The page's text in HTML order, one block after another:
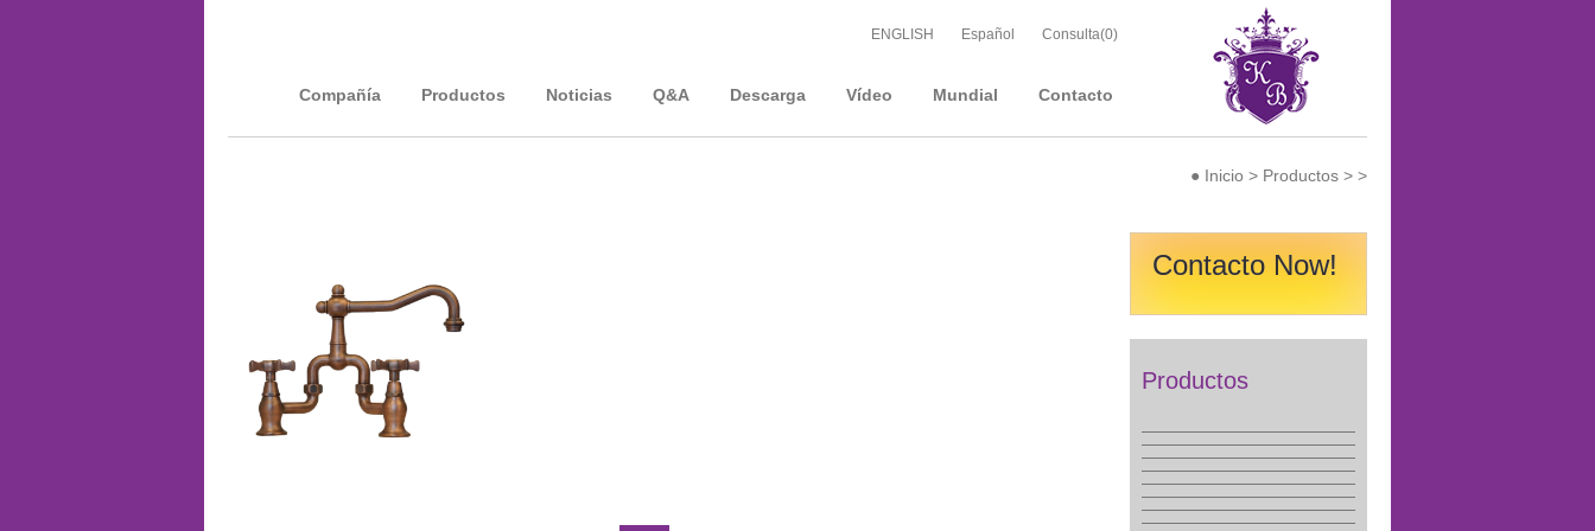
ENGLISH Español Consulta(0)
Compañía Productos Noticias Q&A Descarga Vídeo Mundial Contacto
● Inicio > Productos > >
Contacto Now!
Productos